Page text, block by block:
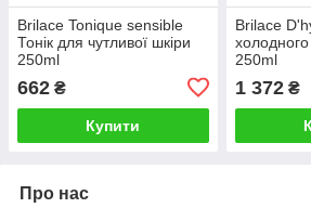
Brilace Tonique sensible
Тонік для чутливої шкіри
250ml
662 ₴
Купити
Brilace
холодного
250ml
1 372₴
Про нас